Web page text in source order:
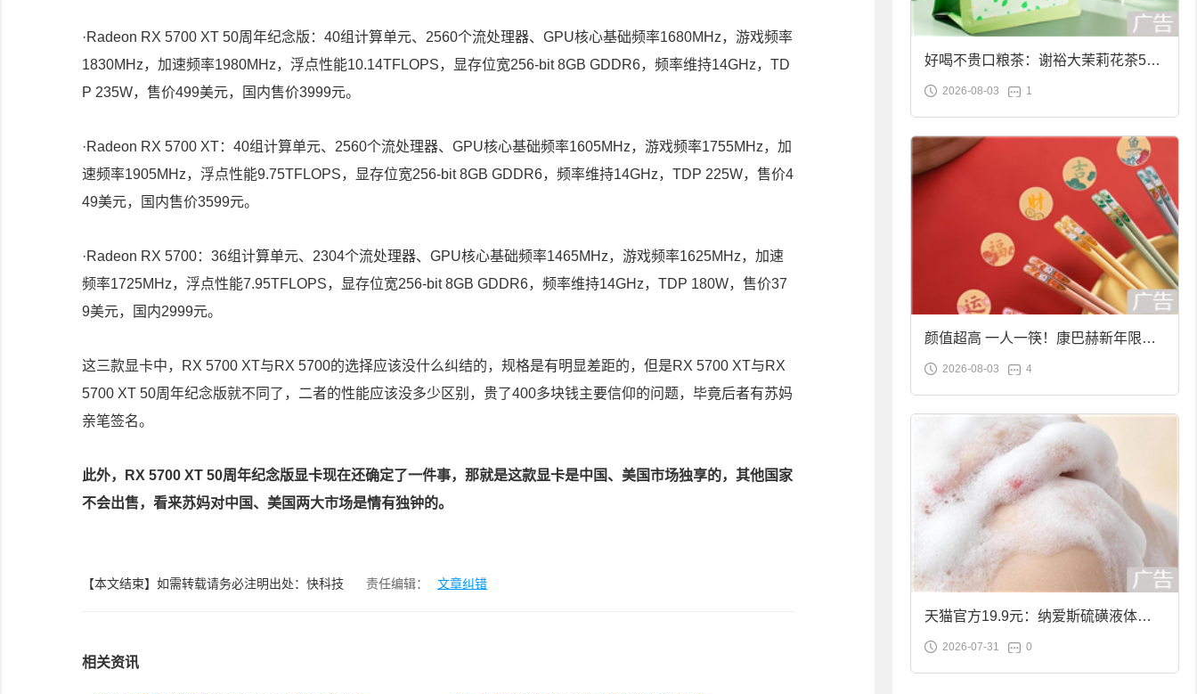
·Radeon RX 5700 XT 50周年纪念版： 40组计算单元、 2560个流处理器、 GPU核心基础频率1680MHz，游戏频率
1830MHz，加速频率1980MHz，浮点性能10.14TFLOPS，显存位宽256-bit 8GB GDDR6，频率维持14GHz， TD
P 235W，售价499美元，国内售价3999元。
·Radeon RX 5700 XT： 40组计算单元、 2560个流处理器、 GPU核心基础频率1605MHz，游戏频率1755MHz，加
速频率1905MHz，浮点性能9.75TFLOPS，显存位宽256-bit 8GB GDDR6，频率维持14GHz， TDP 225W，售价4
49美元，国内售价3599元。
·Radeon RX 5700： 36组计算单元、 2304个流处理器、 GPU核心基础频率1465MHz，游戏频率1625MHz，加速
频率1725MHz，浮点性能7.95TFLOPS，显存位宽256-bit 8GB GDDR6，频率维持14GHz， TDP 180W，售价37
9美元，国内2999元。
这三款显卡中， RX 5700 XT与RX 5700的选择应该没什么纠结的，规格是有明显差距的，但是RX 5700 XT与RX
5700 XT 50周年纪念版就不同了，二者的性能应该没多少区别，贵了400多块钱主要信仰的问题，毕竟后者有苏妈
亲笔签名。
此外， RX 5700 XT 50周年纪念版显卡现在还确定了一件事，那就是这款显卡是中国、美国市场独享的，其他国家
不会出售，看来苏妈对中国、美国两大市场是情有独钟的。
【本文结束】如需转载请务必注明出处：快科技 责任编辑： 文章纠错
相关资讯
好喝不贵口粮茶：谢裕大茉莉花茶50g
袋装9.9元到手
2026-08-03 1
颜值超高 一人一筷！康巴赫新年限定
合金筷子大促：19.9元
2026-08-03 4
天猫官方19.9元：纳爱斯硫磺液体香
皂2斤大促
2026-07-31 0